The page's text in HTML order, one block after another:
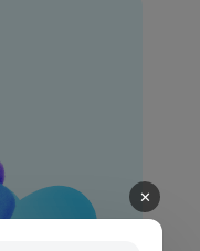
✕